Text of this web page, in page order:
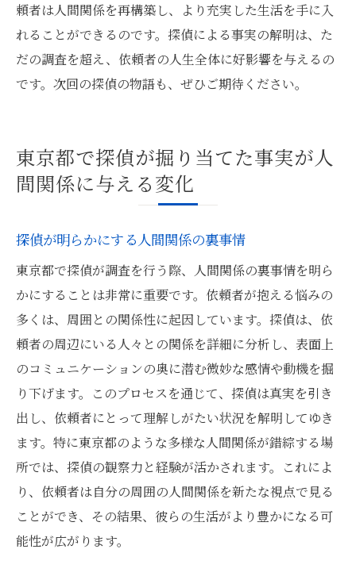
頼者は人間関係を再構築し、より充実した生活を手に入
れることができるのです。探偵による事実の解明は、た
だの調査を超え、依頼者の人生全体に好影響を与えるの
です。次回の探偵の物語も、ぜひご期待ください。
東京都で探偵が掘り当てた事実が人
間関係に与える変化
探偵が明らかにする人間関係の裏事情
東京都で探偵が調査を行う際、人間関係の裏事情を明ら
かにすることは非常に重要です。依頼者が抱える悩みの
多くは、周囲との関係性に起因しています。探偵は、依
頼者の周辺にいる人々との関係を詳細に分析し、表面上
のコミュニケーションの奥に潜む微妙な感情や動機を掘
り下げます。このプロセスを通じて、探偵は真実を引き
出し、依頼者にとって理解しがたい状況を解明してゆき
ます。特に東京都のような多様な人間関係が錯綜する場
所では、探偵の観察力と経験が活かされます。これによ
り、依頼者は自分の周囲の人間関係を新たな視点で見る
ことができ、その結果、彼らの生活がより豊かになる可
能性が広がります。